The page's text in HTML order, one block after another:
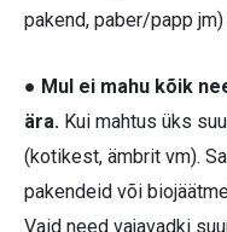
pakend, paber/papp
● Mul ei mahu kõik
ära. Kui mahtus üks
(kotikest, ämbrit vm).
pakendeid või
Vaid need vajavadki